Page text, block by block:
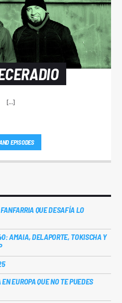
[...]
EPISODES
QUE DESAFÍA LO
AMAIA, DELAPORTE, TOKISCHA Y
EUROPA QUE NO TE PUEDES